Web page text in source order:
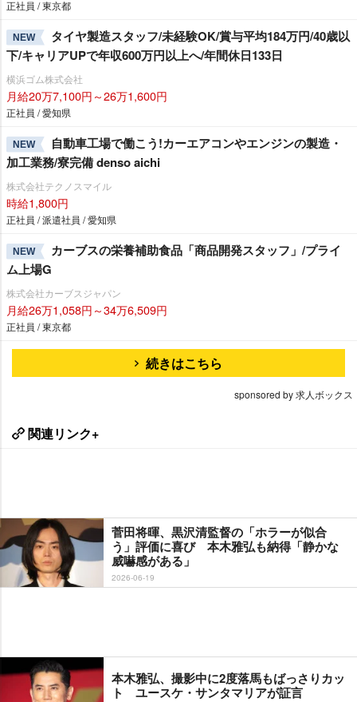
正社員 / 東京都
NEW
タイヤ製造スタッフ/未経験OK/賞与平均184万円/40歳以
下/キャリアUPで年収600万円以上へ/年間休日133日
横浜ゴム株式会社
月給20万7,100円～26万1,600円
正社員 / 愛知県
NEW
自動車工場で働こう!カーエアコンやエンジンの製造・
加工業務/寮完備 denso aichi
株式会社テクノスマイル
時給1,800円
正社員 / 派遣社員 / 愛知県
NEW
カーブスの栄養補助食品「商品開発スタッフ」/プライ
ム上場G
株式会社カーブスジャパン
月給26万1,058円～34万6,509円
正社員 / 東京都
続きはこちら
sponsored by 求人ボックス
関連リンク+
菅田将暉、黒沢清監督の「ホラーが似合
う」評価に喜び 本木雅弘も納得「静かな
威嚇感がある」
2026-06-19
本木雅弘、撮影中に2度落馬もばっさりカッ
ト ユースケ・サンタマリアが証言